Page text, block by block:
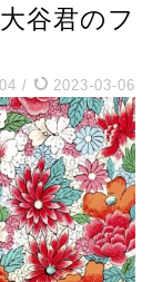
谷君のフ
/ 2023-03-06